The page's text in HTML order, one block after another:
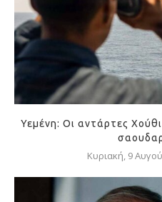
Υεμένη: Οι αντάρτες
Κυριακή, 9